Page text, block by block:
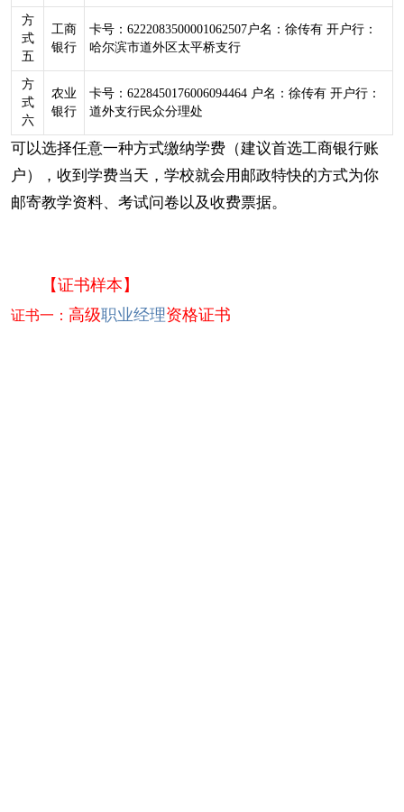
方
式
五
工商
银行
卡号：6222083500001062507户名：徐传有 开户行：
哈尔滨市道外区太平桥支行
方
式
六
农业
银行
卡号：6228450176006094464 户名：徐传有 开户行：
道外支行民众分理处
可以选择任意一种方式缴纳学费（建议首选工商银行账
户），收到学费当天，学校就会用邮政特快的方式为你
邮寄教学资料、考试问卷以及收费票据。
【证书样本】
证书一： 高级职业经理资格证书